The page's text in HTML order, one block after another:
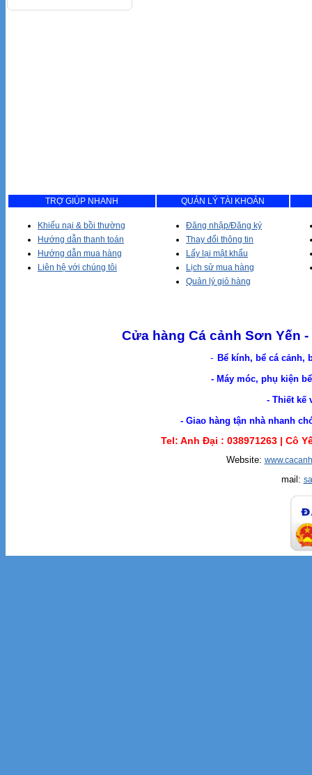
TRỢ GIÚP NHANH QUẢN LÝ TÀI KHOẢN
Khiếu nại & bồi thường
Hướng dẫn thanh toán
Hướng dẫn mua hàng
Liên hệ với chúng tôi
Đăng nhập/Đăng ký
Thay đổi thông tin
Lấy lại mật khẩu
Lịch sử mua hàng
Quản lý giỏ hàng
Cửa hàng Cá cảnh Sơn Yến
- Bể kính, bể cá cảnh,
- Máy móc, phụ kiện
- Thiết kế
- Giao hàng tận nhà nhanh chóng. Cá
Tel: Anh Đại : 038971263 | Cô
Website:
mail: